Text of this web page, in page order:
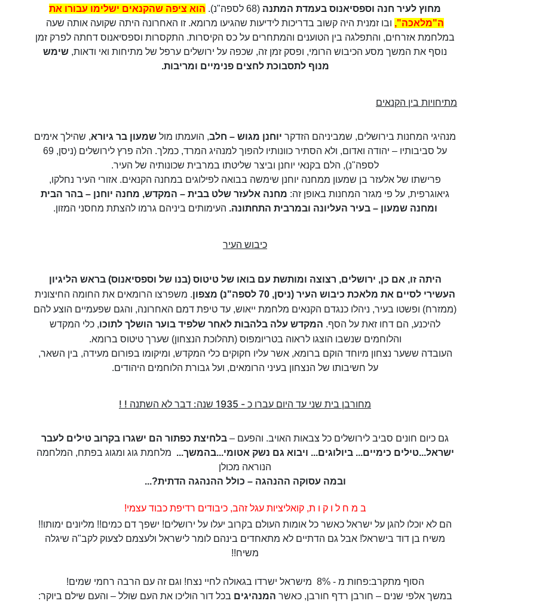
מחוץ לעיר חנה וספסיאנוס בעמדת המתנה (68 לספה"נ).
הוא ציפה שהקנאים ישלימו עבורו את
ה"מלאכה", ובו זמנית היה קשוב בדריכות לידיעות שהגיעו מרומא. זו האחרונה היתה שקועה אותה שעה
במלחמת אזרחים, והתפלגה בין הטוענים והמתחרים על כס הקיסרות. התקסרות וספסיאנוס דחתה לפרק זמן
נוסף את המשך מסע הכיבוש הרומי, ופסק זמן זה, שכפה על ירושלים ערפל של מתיחות ואי ודאות, שימש
מנוף לתסבוכת לחצים פנימיים ומריבות.
מתיחויות בין הקנאים
מנהיגי המחנות בירושלים, שמביניהם הזדקר יוחנן מגוש – חלב, הועמתו מול שמעון בר גיורא, שהילך אימים
על סביבותיו – יהודה ואדום, ולא הסתיר כוונותיו להפוך למנהיג המרד, כמלך. הלה פרץ לירושלים (ניסן, 69
לספה"נ), הלם בקנאי יוחנן וביצר שליטתו במרבית שכונותיה של העיר.
פרישתו של אלעזר בן שמעון ממחנה יוחנן שימשה בבואה לפילוגים במחנה הקנאים. אזורי העיר נחלקו,
גיאוגרפית, על פי מגזר המחנות באופן זה: מחנה אלעזר שלט בבית – המקדש, מחנה יוחנן – בהר הבית
ומחנה שמעון – בעיר העליונה ובמרבית התחתונה. העימותים ביניהם גרמו להצתת מחסני המזון.
כיבוש העיר
היתה זו, אם כן, ירושלים, רצוצה ומותשת עם בואו של טיטוס (בנו של וספסיאנוס) בראש הליגיון
העשירי לסיים את מלאכת כיבוש העיר (ניסן, 70 לספה"נ) מצפון
. משפרצו הרומאים את החומה החיצונית
(ממזרח) ופשטו בעיר, ניהלו כנגדם הקנאים מלחמת ייאוש, עד טיפת דמם האחרונה, והגם שפעמיים הוצע להם
להיכנע, הם דחו זאת על הסף. המקדש עלה בלהבות לאחר שלפיד בוער הושלך לתוכו, כלי המקדש
והלוחמים שנשבו הוצגו לראוה בטריומפוס (תהלוכת הנצחון) שערך טיטוס ברומא.
העובדה ששער נצחון מיוחד הוקם ברומא, אשר עליו חקוקים כלי המקדש, ומיקומו בפורום מעידה, בין השאר,
על חשיבותו של הנצחון בעיני הרומאים, ועל גבורת הלוחמים היהודים.
מחורבן בית שני עד היום עברו כ - 1935 שנה: דבר לא השתנה ! !
גם כיום חונים סביב לירושלים כל צבאות האויב. והפעם – בלחיצת כפתור הם ישגרו בקרוב טילים לעבר
ישראל...טילים כימיים... ביולוגים... ויבוא גם נשק אטומי...בהמשך... מלחמת גוג ומגוג בפתח, המלחמה
הנוראה מכולן
ובמה עסוקה ההנהגה – כולל ההנהגה הדתית?...
ב מ ח ל ו ק ו ת, קואליציות עגל זהב, כיבודים רדיפת כבוד עצמי!
הם לא יוכלו להגן על ישראל כאשר כל אומות העולם בקרוב יעלו על ירושלים! ישפך דם כמים!! מליונים ימותו!!
משיח בן דוד בישראל! אבל גם הדתיים לא מתאחדים בינהם לומר לישראל ולעצמם לצעוק לקב"ה שיגלה
משיח!!
הסוף מתקרב:פחות מ - 8% מישראל ישרדו בגאולה לחיי נצח! וגם זה עם הרבה רחמי שמים!
במשך אלפי שנים – חורבן רדף חורבן, כאשר המנהיגים בכל דור הוליכו את העם שולל – והעם שילם ביוקר: